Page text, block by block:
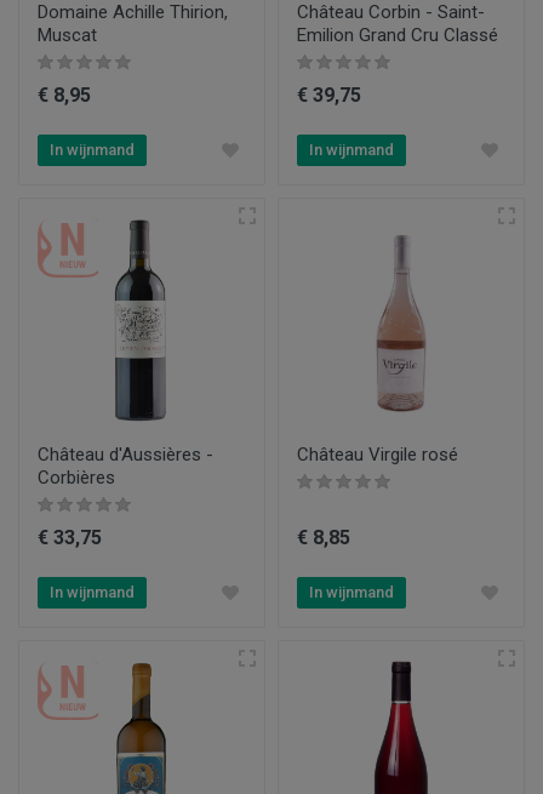
Domaine Achille Thirion,
Muscat
€ 8,95
In wijnmand
Château Corbin - Saint-
Emilion Grand Cru Classé
€ 39,75
In wijnmand
Château d'Aussières -
Corbières
€ 33,75
In wijnmand
Château Virgile rosé
€ 8,85
In wijnmand